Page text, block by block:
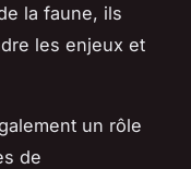
la faune, ils
les enjeux et
un rôle
de